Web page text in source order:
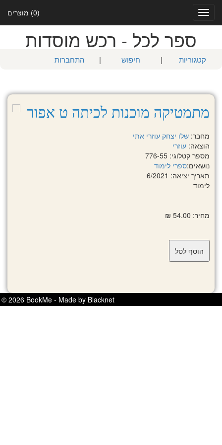
(0) מוצרים
Toggle
navigation
ספר לכל - רכש מוסדות
קטגוריות | חיפוש | התחברות
מתמטיקה מוכנות לכיתה ט אפור
מחבר: שלו יצחק עוזרי אתי
הוצאה: עוזרי
מספר קטלוגי: 776-55
נושאים:ספרי לימוד
תאריך יציאה: 6/2021
לימוד
מחיר: 54.00 ₪
© 2026 BookMe - Made by Blacknet